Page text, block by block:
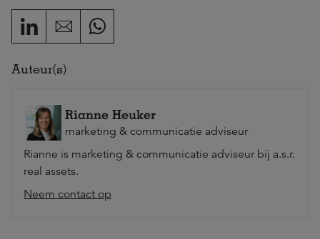
Auteur(s)
Rianne Heuker
marketing & communicatie adviseur
Rianne is marketing & communicatie adviseur bij a.s.r.
real assets.
Neem contact op